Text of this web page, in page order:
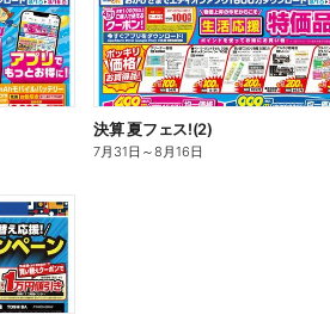
決算 夏フェス!(2)
7月31日 ～8月16日